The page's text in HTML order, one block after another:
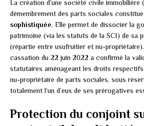
La création d’une société civile immobilière
démembrement des parts sociales constitue
sophistiquée. Elle permet de dissocier la
patrimoine (via les statuts de la SCI) de sa
(répartie entre usufruitier et nu-
cassation du 22 juin 2022 a confirmé la
statutaires aménageant les droits respectifs
nu-propriétaire de parts sociales, sous
totalement l’un d’eux de ses prérogatives
Protection du conjoint